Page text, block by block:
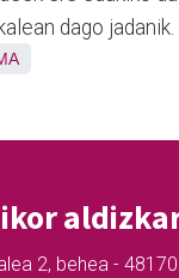
dago jadanik.
2, behea -